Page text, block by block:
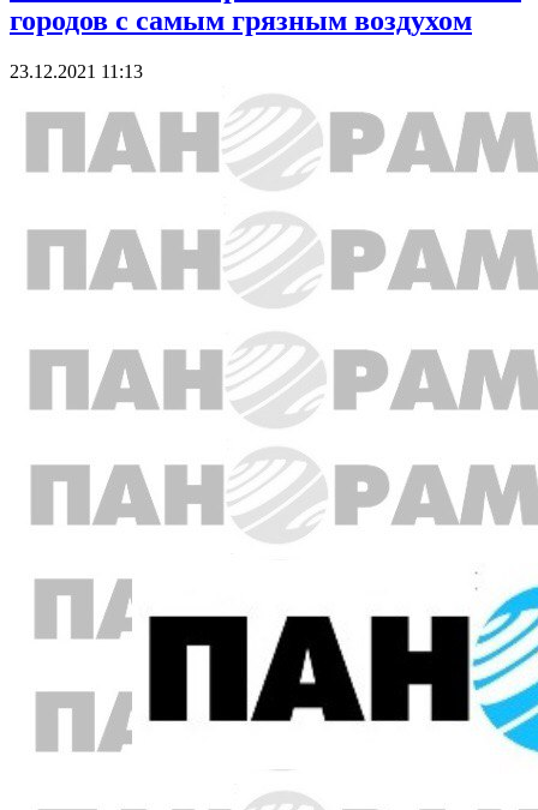
городов с самым грязным воздухом
23.12.2021 11:13